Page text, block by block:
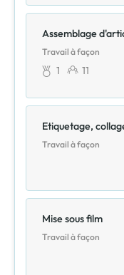
Assemblage
Travail à façon
1 11
Etiquetage,
Travail à façon
Mise sous film
Travail à façon